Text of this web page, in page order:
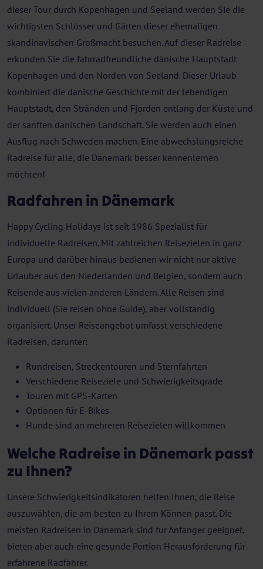
dieser Tour durch Kopenhagen und Seeland werden Sie die
wichtigsten Schlösser und Gärten dieser ehemaligen
skandinavischen Großmacht besuchen. Auf dieser Radreise
erkunden Sie die fahrradfreundliche dänische Hauptstadt
Kopenhagen und den Norden von Seeland. Dieser Urlaub
kombiniert die dänische Geschichte mit der lebendigen
Hauptstadt, den Stränden und Fjorden entlang der Küste und
der sanften dänischen Landschaft. Sie werden auch einen
Ausflug nach Schweden machen. Eine abwechslungsreiche
Radreise für alle, die Dänemark besser kennenlernen
möchten!
Radfahren in Dänemark
Happy Cycling Holidays ist seit 1986 Spezialist für
individuelle Radreisen. Mit zahlreichen Reisezielen in ganz
Europa und darüber hinaus bedienen wir nicht nur aktive
Urlauber aus den Niederlanden und Belgien, sondern auch
Reisende aus vielen anderen Ländern. Alle Reisen sind
individuell (Sie reisen ohne Guide), aber vollständig
organisiert. Unser Reiseangebot umfasst verschiedene
Radreisen, darunter:
Rundreisen, Streckentouren und Sternfahrten
Verschiedene Reiseziele und Schwierigkeitsgrade
Touren mit GPS-Karten
Optionen für E-Bikes
Hunde sind an mehreren Reisezielen willkommen
Welche Radreise in Dänemark passt
zu Ihnen?
Unsere Schwierigkeitsindikatoren helfen Ihnen, die Reise
auszuwählen, die am besten zu Ihrem Können passt. Die
meisten Radreisen in Dänemark sind für Anfänger geeignet,
bieten aber auch eine gesunde Portion Herausforderung für
erfahrene Radfahrer.